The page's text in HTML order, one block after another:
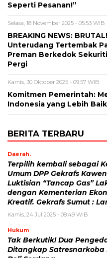
Seperti Pesanan!”
Selasa, 18 November 2025 - 05:53 WIB
BREAKING NEWS:
Unterudang Tertembak
Preman Berkedok
Pergi
Kamis, 30 Oktober 2025 - 09:57 WIB
Komitmen Pemerintah:
Indonesia yang Lebih Baik
BERITA TERBARU
Daerah.
Terpilih kembali sebagai
Umum DPP Gekrafs
Luktisian “Tancap Gas”
dengan Kementerian
Kreatif. Gekrafs Sumut :
Kamis, 24 Jul 2025 - 08:49 WIB
Hukum
Tak Berkutik! Dua
Ditangkap Satresnarkoba